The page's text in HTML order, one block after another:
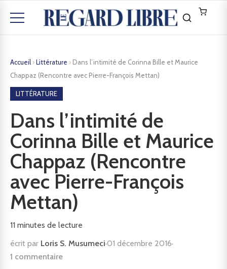
Accueil ›Littérature › Dans l’intimité de Corinna Bille et Maurice
Chappaz (Rencontre avec Pierre-François Mettan)
LITTÉRATURE
Dans l’intimité de
Corinna Bille et Maurice
Chappaz (Rencontre
avec Pierre-François
Mettan)
11 minutes de lecture
écrit par Loris S. Musumeci·01 décembre 2016·
1 commentaire